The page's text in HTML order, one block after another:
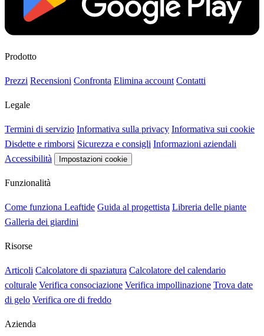
Prodotto
Prezzi Recensioni Confronta Elimina account Contatti
Legale
Termini di servizio Informativa sulla privacy Informativa sui cookie
Disdette e rimborsi Sicurezza e consigli Informazioni aziendali
Accessibilità
Impostazioni cookie
Funzionalità
Come funziona Leaftide Guida al progettista Libreria delle piante
Galleria dei giardini
Risorse
Articoli Calcolatore di spaziatura Calcolatore del calendario
colturale Verifica consociazione Verifica impollinazione Trova date
di gelo Verifica ore di freddo
Azienda